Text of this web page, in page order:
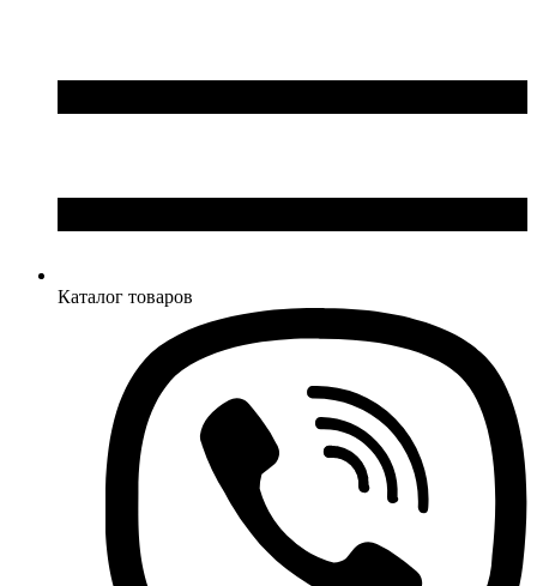
Каталог товаров